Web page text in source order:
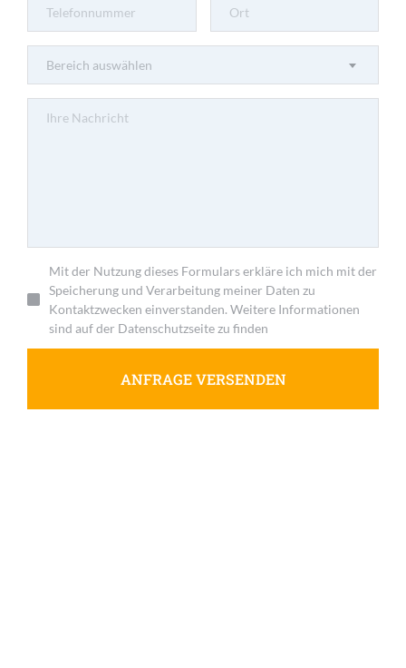
Bereich auswählen
Mit der Nutzung dieses Formulars erkläre ich mich mit der
Speicherung und Verarbeitung meiner Daten zu
Kontaktzwecken einverstanden. Weitere Informationen
sind auf der Datenschutzseite zu finden
ANFRAGE VERSENDEN